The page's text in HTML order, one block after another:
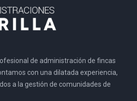
de administración de fincas
con una dilatada experiencia,
a la gestión de comunidades de